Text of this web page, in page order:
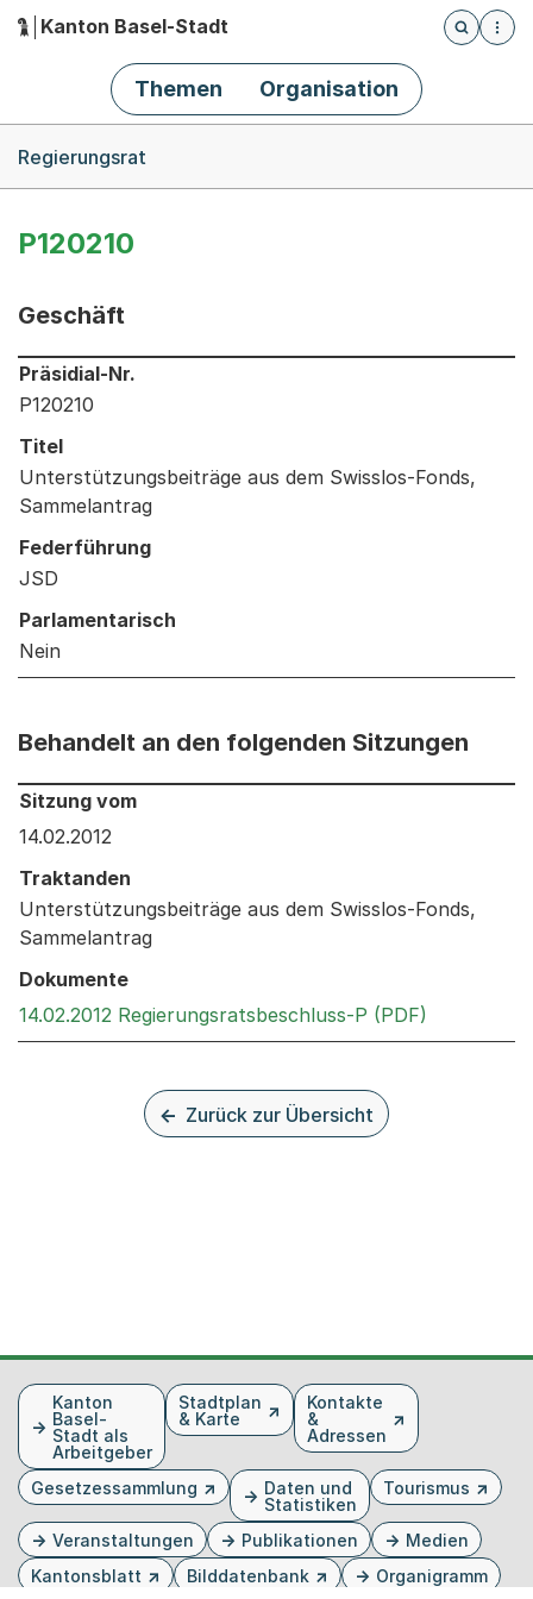
Hauptnavigation
Kanton Basel-Stadt
Öffnet
Themen Organisation
Regierungsrat
P120210
Geschäft
Informationen zum Ausgewählten Geschäft
Präsidial-Nr.
P120210
Titel
Unterstützungsbeiträge aus dem Swisslos-Fonds,
Sammelantrag
Federführung
JSD
Parlamentarisch
Nein
Behandelt an den folgenden Sitzungen
Behandelt an den folgenden Sitzungen: Informationen
Sitzung vom
14.02.2012
Traktanden
Unterstützungsbeiträge aus dem Swisslos-Fonds,
Sammelantrag
Dokumente
14.02.2012 Regierungsratsbeschluss-P (PDF)
Zurück zur Übersicht
FusszeileKanton
Basel-
Stadt als
Arbeitgeber
Stadtplan
& Karte
Kontakte
&
Adressen
Gesetzessammlung
Daten und
Statistiken
Tourismus
Veranstaltungen Publikationen
Medien
Kantonsblatt
Bilddatenbank Organigramm